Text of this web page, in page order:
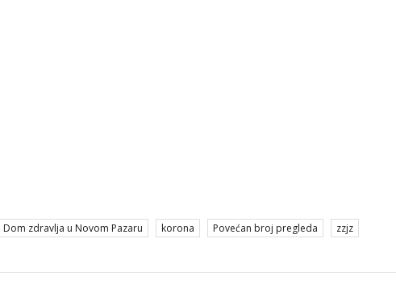
Dom zdravlja u Novom Pazaru korona Povećan broj pregleda zzjz